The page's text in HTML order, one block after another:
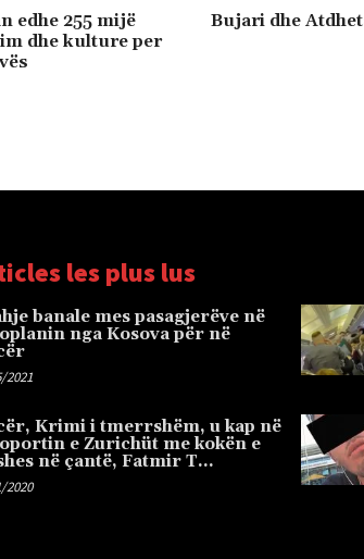
edhe 255 mijë
dhe kulture per
Bujari dhe
les plus lus
banale mes pasagjerëve në
nga Kosova për në
2021
Krimi i tmerrshëm, u kap në
e Zurichüt me kokën e
në çantë, Fatmir T…
2020